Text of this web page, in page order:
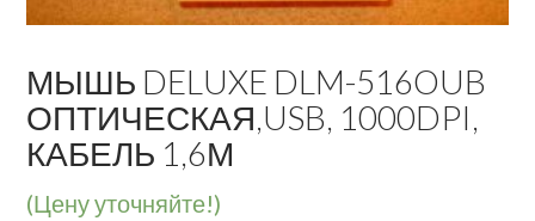
МЫШЬ DELUXE DLM-516OUB
ОПТИЧЕСКАЯ,USB, 1000DPI,
КАБЕЛЬ 1,6М
(Цену уточняйте!)